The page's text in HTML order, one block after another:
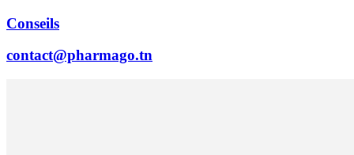
Conseils
contact@pharmago.tn